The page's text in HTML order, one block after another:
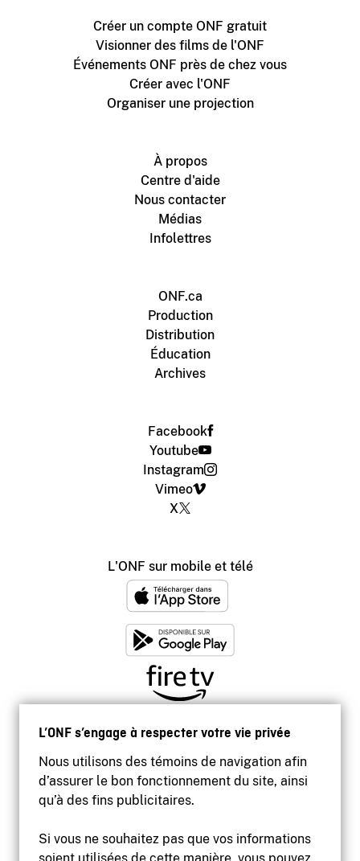
L’ONF s’engage à respecter votre vie privée
Nous utilisons des témoins de navigation afin
d’assurer le bon fonctionnement du site, ainsi
qu’à des fins publicitaires.
Si vous ne souhaitez pas que vos informations
Créer un compte ONF gratuit
Visionner des films de l'ONF
Événements ONF près de chez vous
Créer avec l'ONF
Organiser une projection
À propos
Centre d'aide
Nous contacter
Médias
Infolettres
ONF.ca
Production
Distribution
Éducation
Archives
Facebook
Youtube
Instagram
Vimeo
X
L'ONF sur mobile et télé